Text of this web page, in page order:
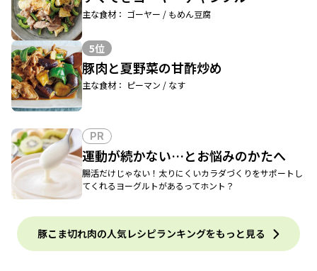
主な食材： ゴーヤー / もめん豆腐
5位
豚肉と夏野菜の甘酢炒め
主な食材： ピーマン / なす
PR
運動が続かない…とお悩みのかたへ
腸活だけじゃない！太りにくいカラダづくりをサポートし
てくれるヨーグルトがあるってホント？
豚こま切れ肉の人気レシピランキングをもっと見る